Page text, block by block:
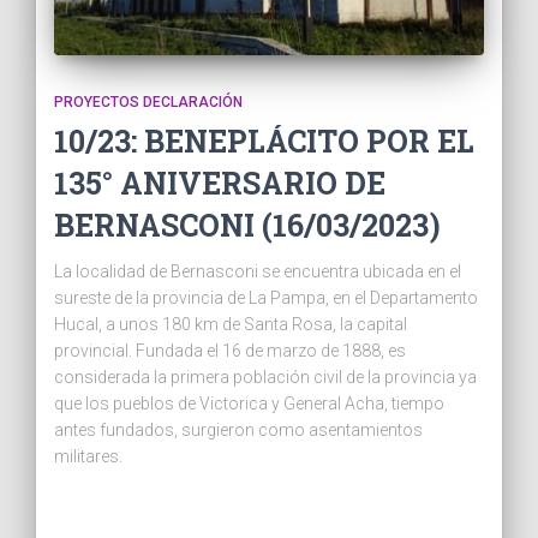
PROYECTOS DECLARACIÓN
10/23: BENEPLÁCITO POR EL
135° ANIVERSARIO DE
BERNASCONI (16/03/2023)
La localidad de Bernasconi se encuentra ubicada en el
sureste de la provincia de La Pampa, en el Departamento
Hucal, a unos 180 km de Santa Rosa, la capital
provincial. Fundada el 16 de marzo de 1888, es
considerada la primera población civil de la provincia ya
que los pueblos de Victorica y General Acha, tiempo
antes fundados, surgieron como asentamientos
militares.